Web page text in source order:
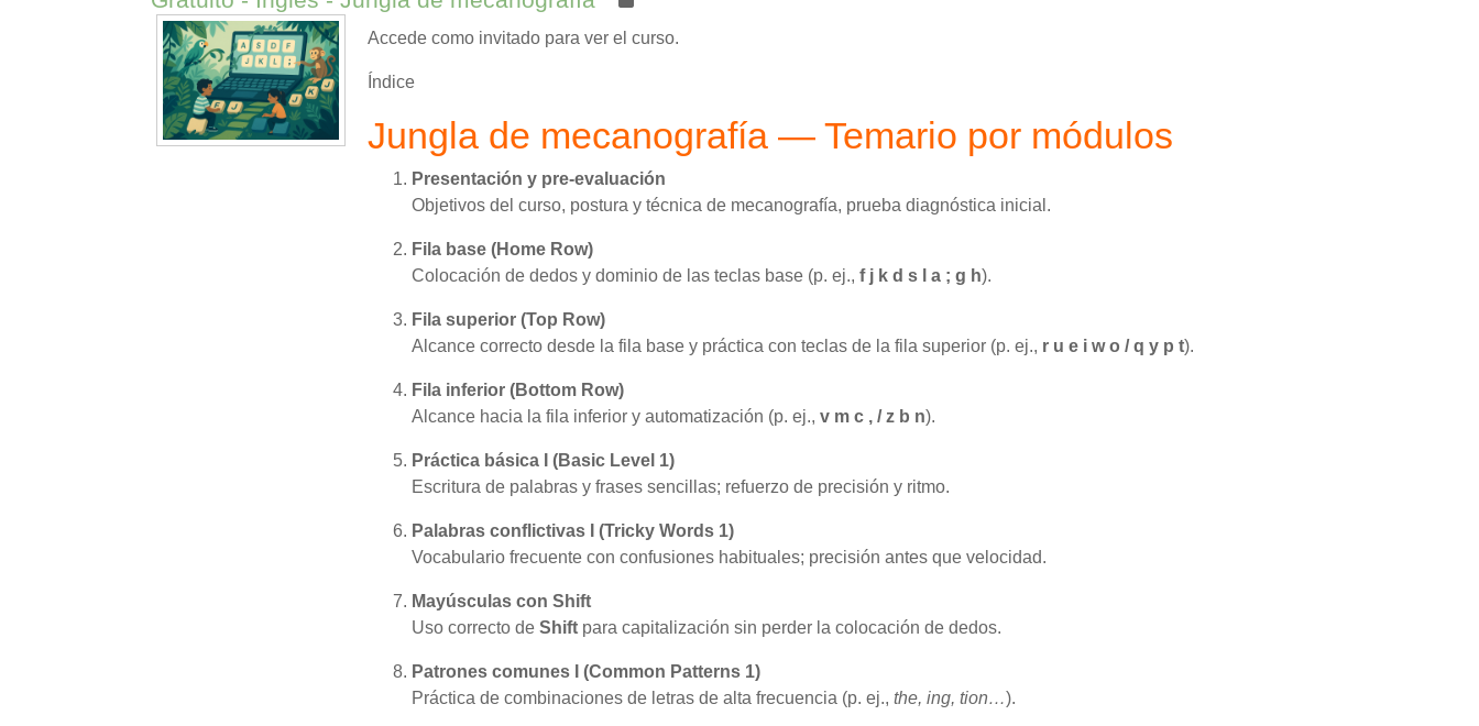
Accede como invitado para ver el curso.
Índice
Jungla de mecanografía — Temario por módulos
Presentación y pre-evaluación
Objetivos del curso, postura y técnica de mecanografía, prueba diagnóstica inicial.
Fila base (Home Row)
Colocación de dedos y dominio de las teclas base (p. ej., f j k d s l a ; g h).
Fila superior (Top Row)
Alcance correcto desde la fila base y práctica con teclas de la fila superior (p. ej., r u e i w o / q y p t).
Fila inferior (Bottom Row)
Alcance hacia la fila inferior y automatización (p. ej., v m c , / z b n).
Práctica básica I (Basic Level 1)
Escritura de palabras y frases sencillas; refuerzo de precisión y ritmo.
Palabras conflictivas I (Tricky Words 1)
Vocabulario frecuente con confusiones habituales; precisión antes que velocidad.
Mayúsculas con Shift
Uso correcto de Shift para capitalización sin perder la colocación de dedos.
Patrones comunes I (Common Patterns 1)
Práctica de combinaciones de letras de alta frecuencia (p. ej., the, ing, tion…).